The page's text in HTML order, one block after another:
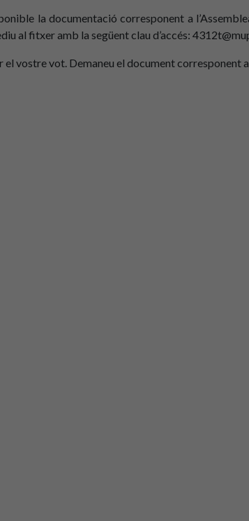
la documentació corresponent a
al fitxer amb la següent clau d’accés:
el vostre vot. Demaneu el document corresponent